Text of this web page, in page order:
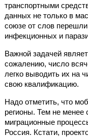
транспортными
данных не только в
союзе от слов
инфекционных и
Важной задачей
сожалению, число
легко выводить их на
свою квалификацию.
Надо отметить, что
регионы. Тем не менее
миграционные
Россия. Кстати,